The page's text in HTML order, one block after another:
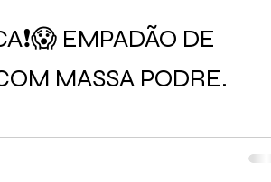
EMPADÃO DE
MASSA PODRE.